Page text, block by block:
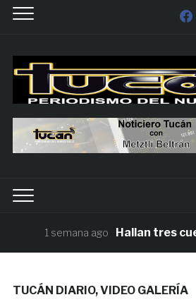
1 semana ago Hallan tres
TUCÁN DIARIO,VIDEO GALERÍA